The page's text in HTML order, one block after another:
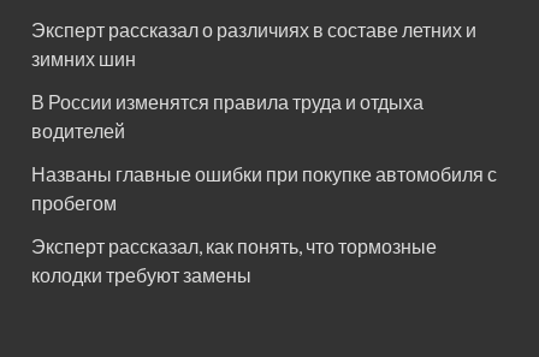
Эксперт рассказал о различиях в составе летних и
зимних шин
В России изменятся правила труда и отдыха
водителей
Названы главные ошибки при покупке автомобиля с
пробегом
Эксперт рассказал, как понять, что тормозные
колодки требуют замены